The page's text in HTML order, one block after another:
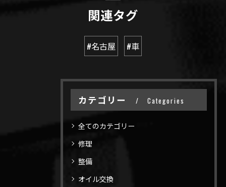
関連タグ
#名古屋 #車
カテゴリー Categories
全てのカテゴリー
修理
整備
オイル交換